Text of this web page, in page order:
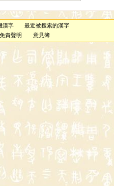
漢字
最近被搜索的漢字
免責聲明 意見簿